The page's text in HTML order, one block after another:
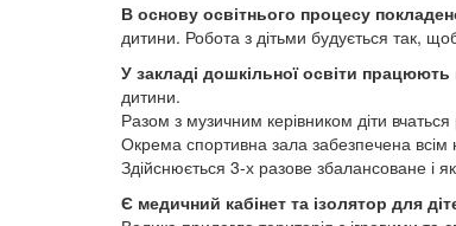
В основу освітнього процесу
дитини. Робота з дітьми будується так,
У закладі дошкільної освіти працюють
дитини.
Разом з музичним керівником діти
Окрема спортивна зала забезпечена
Здійснюється 3-х разове збалансоване і
Є медичний кабінет та ізолятор для